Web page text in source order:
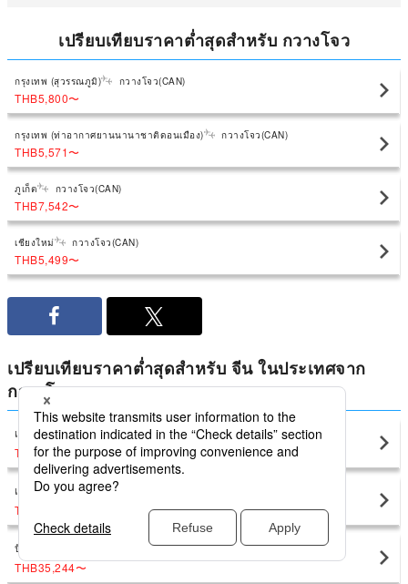
เปรียบเทียบราคาต่ำสุดสำหรับ กวางโจว
กรุงเทพ (สุวรรณภูมิ) กวางโจว(CAN)
THB5,800〜
กรุงเทพ (ท่าอากาศยานนานาชาติดอนเมือง) กวางโจว(CAN)
THB5,571〜
ภูเก็ต กวางโจว(CAN)
THB7,542〜
เชียงใหม่ กวางโจว(CAN)
THB5,499〜
เปรียบเทียบราคาต่ำสุดสำหรับ จีน ในประเทศจาก
กวางโจว
เซี่ยงไฮ้ กวางโจว(CAN)
THB4,991〜
เซี่ยงไฮ้ กวางโจว(CAN)
THB6,916
ปักกิ่ง
THB35,244〜